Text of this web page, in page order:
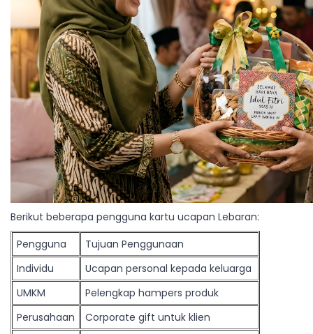
Berikut beberapa pengguna kartu ucapan Lebaran:
Pengguna
Tujuan Penggunaan
Individu
Ucapan personal kepada keluarga
UMKM
Pelengkap hampers produk
Perusahaan
Corporate gift untuk klien